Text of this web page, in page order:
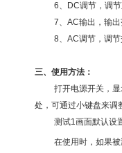
6、DC调节，调节
7、AC输出，输
8、AC调节，调节
三、使用方法：
打开电源开关，
处，可通过小键盘来调
测试1画面默认设
在使用时，如果